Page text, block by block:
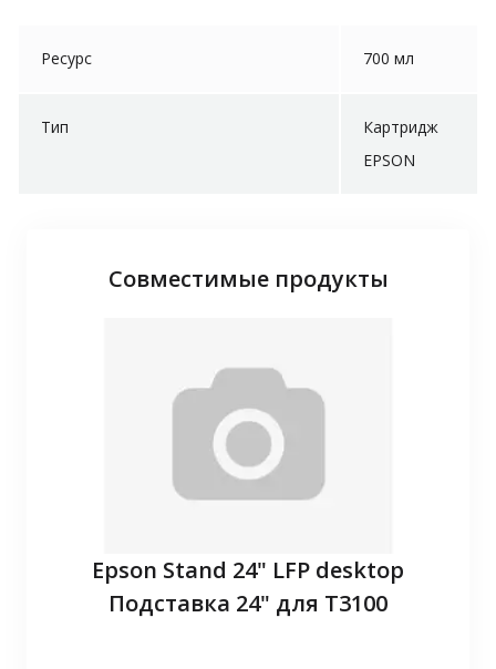
Ресурс 700 мл
Тип
Картридж
EPSON
Совместимые продукты
Epson Stand 24" LFP desktop
Подставка 24" для T3100